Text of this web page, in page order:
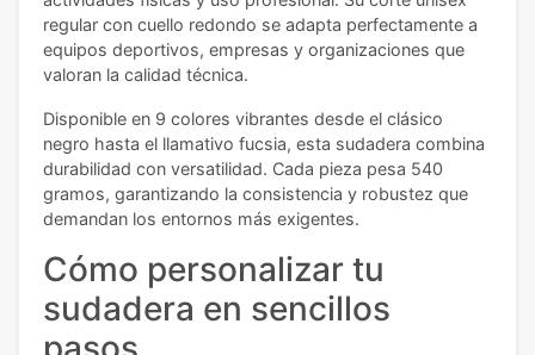
regular con cuello redondo se adapta perfectamente a
equipos deportivos, empresas y organizaciones que
valoran la calidad técnica.
Disponible en 9 colores vibrantes desde el clásico
negro hasta el llamativo fucsia, esta sudadera combina
durabilidad con versatilidad. Cada pieza pesa 540
gramos, garantizando la consistencia y robustez que
demandan los entornos más exigentes.
Cómo personalizar tu
sudadera en sencillos